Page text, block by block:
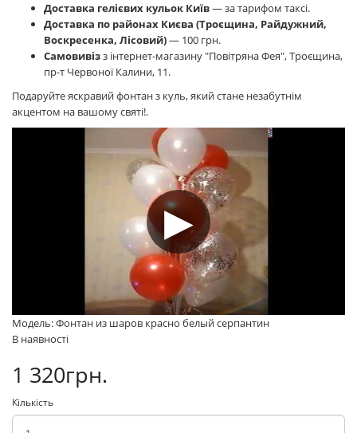
Доставка гелієвих кульок Київ— за тарифом таксі.
Доставка по районах Києва (Троєщина, Райдужний,
Воскресенка, Лісовий)— 100 грн.
Самовивізз інтернет-магазину "Повітряна Фея", Троєщина,
пр-т Червоної Калини, 11.
Подаруйте яскравий фонтан з куль, який стане незабутнім
акцентом на вашому святі!.
Модель: Фонтан из шаров красно белый серпантин
В наявності
1 320грн.
Кількість